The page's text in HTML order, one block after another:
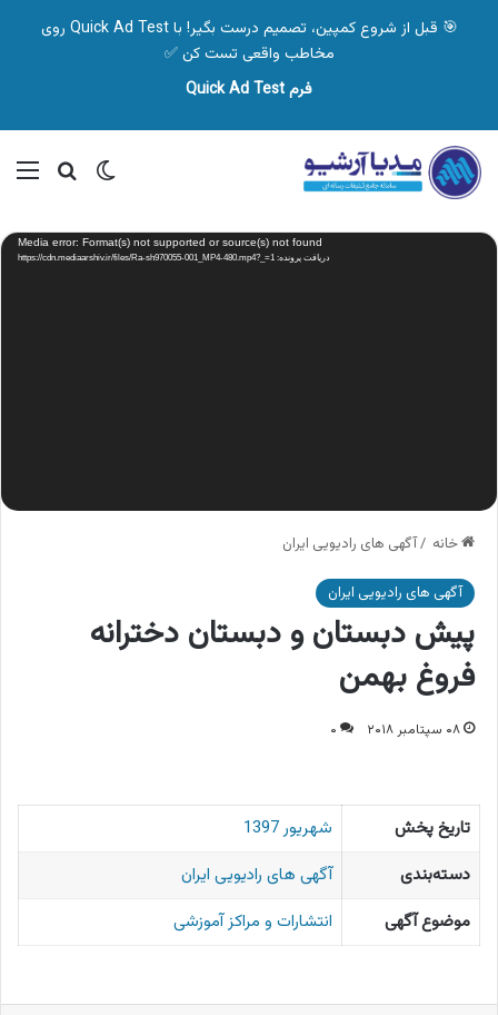
🎯 قبل از شروع کمپین، تصمیم درست بگیر! با Quick Ad Test روی
مخاطب واقعی تست کن ✅
فرم Quick Ad Test
تغییر پوسته
نمایشگر
ویدیو Media error: Format(s) not supported or source(s) not found
دریافت پرونده: https://cdn.mediaarshiv.ir/files/Ra-sh970055-001_MP4-480.mp4?_=1
خانه /آگهی های رادیویی ایران
آگهی های رادیویی ایران
پیش دبستان و دبستان دخترانه
فروغ بهمن
۰۸ سپتامبر ۲۰۱۸ ۰
تاریخ پخش
شهریور 1397
دسته‌بندی
آگهی های رادیویی ایران
موضوع آگهی
انتشارات و مراکز آموزشی